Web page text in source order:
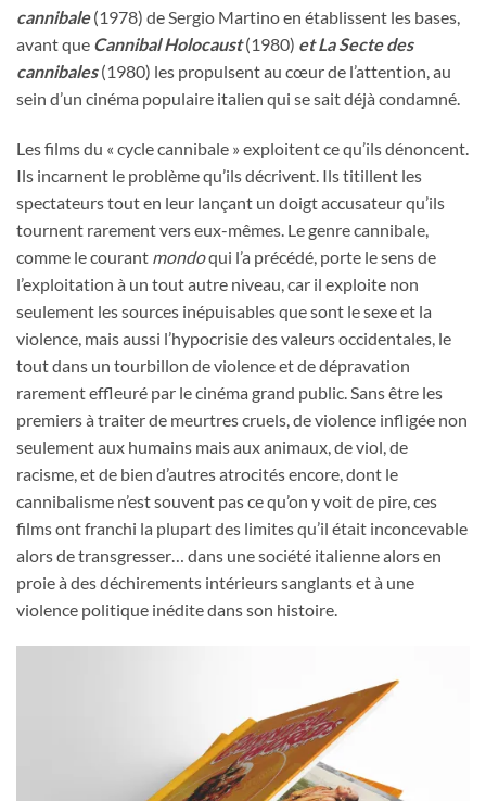
cannibale(1978) de Sergio Martino en établissent les bases,
avant que Cannibal Holocaust(1980) et La Secte des
cannibales(1980) les propulsent au cœur de l’attention, au
sein d’un cinéma populaire italien qui se sait déjà condamné.
Les films du « cycle cannibale » exploitent ce qu’ils dénoncent.
Ils incarnent le problème qu’ils décrivent. Ils titillent les
spectateurs tout en leur lançant un doigt accusateur qu’ils
tournent rarement vers eux-mêmes. Le genre cannibale,
comme le courant mondoqui l’a précédé, porte le sens de
l’exploitation à un tout autre niveau, car il exploite non
seulement les sources inépuisables que sont le sexe et la
violence, mais aussi l’hypocrisie des valeurs occidentales, le
tout dans un tourbillon de violence et de dépravation
rarement effleuré par le cinéma grand public. Sans être les
premiers à traiter de meurtres cruels, de violence infligée non
seulement aux humains mais aux animaux, de viol, de
racisme, et de bien d’autres atrocités encore, dont le
cannibalisme n’est souvent pas ce qu’on y voit de pire, ces
films ont franchi la plupart des limites qu’il était inconcevable
alors de transgresser… dans une société italienne alors en
proie à des déchirements intérieurs sanglants et à une
violence politique inédite dans son histoire.